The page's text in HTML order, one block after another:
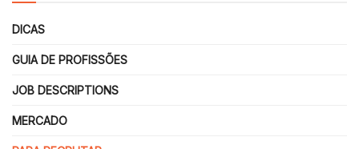
DICAS
GUIA DE PROFISSÕES
JOB DESCRIPTIONS
MERCADO